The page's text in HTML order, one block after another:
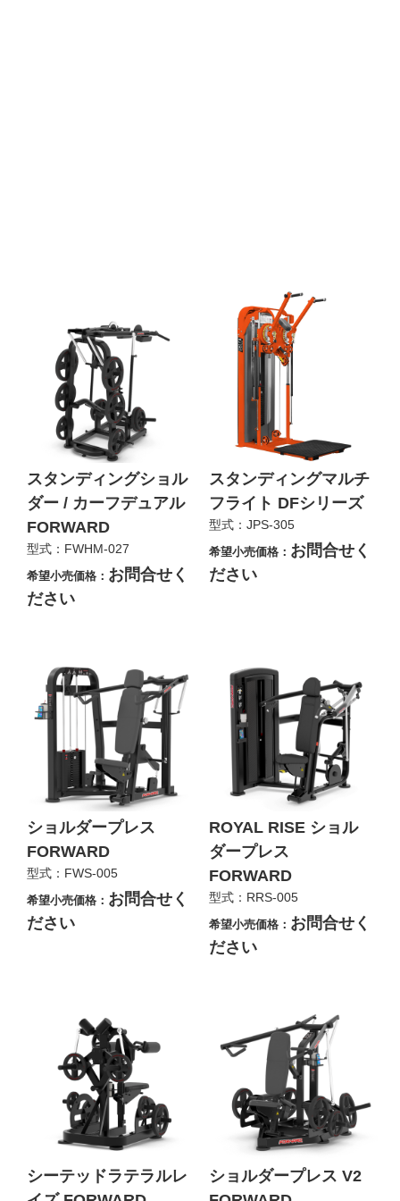
スタンディングショル
ダー / カーフデュアル
FORWARD
型式：FWHM-027
希望小売価格： お問合せく
ださい
スタンディングマルチ
フライト DFシリーズ
型式：JPS-305
希望小売価格： お問合せく
ださい
ショルダープレス
FORWARD
型式：FWS‐005
希望小売価格： お問合せく
ださい
ROYAL RISE ショル
ダープレス
FORWARD
型式：RRS-005
希望小売価格： お問合せく
ださい
シーテッドラテラルレ
ショルダープレス V2